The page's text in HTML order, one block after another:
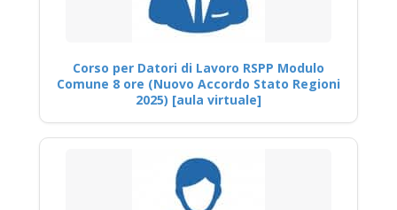
Corso per Datori di Lavoro RSPP Modulo
Comune 8 ore (Nuovo Accordo Stato Regioni
2025) [aula virtuale]